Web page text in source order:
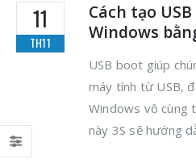
11
TH11
Cách tạo
Windows
USB boot giúp
máy tính từ USB,
Windows vô cùng
này 3S sẽ hướng